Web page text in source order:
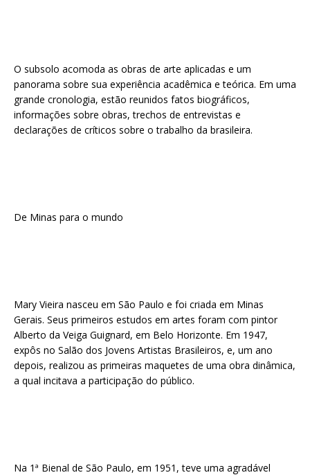
O subsolo acomoda as obras de arte aplicadas e um
panorama sobre sua experiência acadêmica e teórica. Em uma
grande cronologia, estão reunidos fatos biográficos,
informações sobre obras, trechos de entrevistas e
declarações de críticos sobre o trabalho da brasileira.
De Minas para o mundo
Mary Vieira nasceu em São Paulo e foi criada em Minas
Gerais. Seus primeiros estudos em artes foram com pintor
Alberto da Veiga Guignard, em Belo Horizonte. Em 1947,
expôs no Salão dos Jovens Artistas Brasileiros, e, um ano
depois, realizou as primeiras maquetes de uma obra dinâmica,
a qual incitava a participação do público.
Na 1ª Bienal de São Paulo, em 1951, teve uma agradável